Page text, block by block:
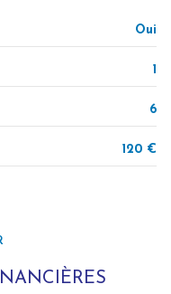
Oui
1
6
120 €